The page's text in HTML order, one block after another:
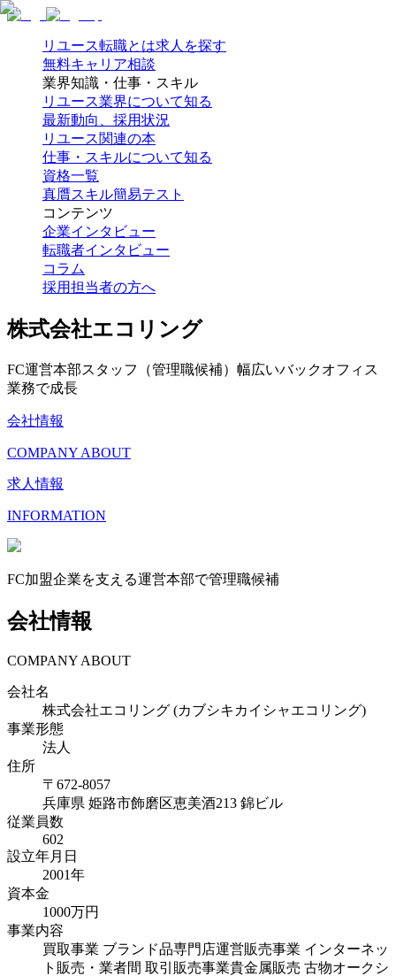
リユース転職とは求人を探す
無料キャリア相談
業界知識・仕事・スキル
リユース業界について知る
最新動向、採用状況
リユース関連の本
仕事・スキルについて知る
資格一覧
真贋スキル簡易テスト
コンテンツ
企業インタビュー
転職者インタビュー
コラム
採用担当者の方へ
株式会社エコリング
FC運営本部スタッフ（管理職候補）幅広いバックオフィス
業務で成長
会社情報
COMPANY ABOUT
求人情報
INFORMATION
FC加盟企業を支える運営本部で管理職候補
会社情報
COMPANY ABOUT
会社名
株式会社エコリング (カブシキカイシャエコリング)
事業形態
法人
住所
〒 672-8057
兵庫県 姫路市飾磨区恵美酒213 錦ビル
従業員数
602
設立年月日
2001年
資本金
1000万円
事業内容
買取事業 ブランド品専門店運営販売事業 インターネッ
ト販売・業者間 取引販売事業貴金属販売 古物オークシ